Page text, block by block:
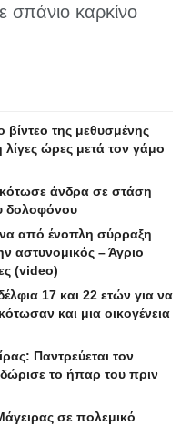
καρκίνο
της μεθυσμένης
ώρες μετά τον γάμο
άνδρα σε στάση
δολοφόνου
από ένοπλη σύρραξη
αστυνομικός – Άγριο
(video)
17 και 22 ετών για να
και μια οικογένεια
Παντρεύεται τον
το ήπαρ του πριν
σε πολεμικό